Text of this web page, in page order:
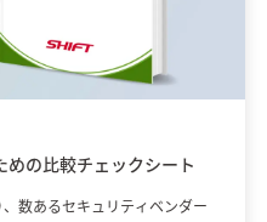
の比較チェックシート
数あるセキュリティベンダー